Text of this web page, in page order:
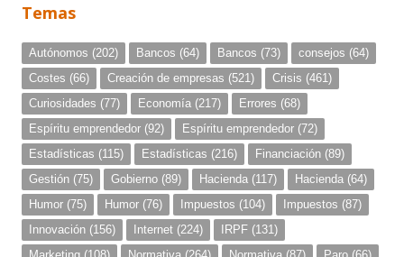
Temas
Autónomos (202) Bancos (64) Bancos (73) consejos (64)
Costes (66) Creación de empresas (521) Crisis (461)
Curiosidades (77) Economía (217) Errores (68)
Espíritu emprendedor (92) Espíritu emprendedor (72)
Estadísticas (115) Estadísticas (216) Financiación (89)
Gestión (75) Gobierno (89) Hacienda (117) Hacienda (64)
Humor (75) Humor (76) Impuestos (104) Impuestos (87)
Innovación (156) Internet (224) IRPF (131)